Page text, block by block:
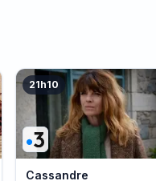
21h10
Cassandre